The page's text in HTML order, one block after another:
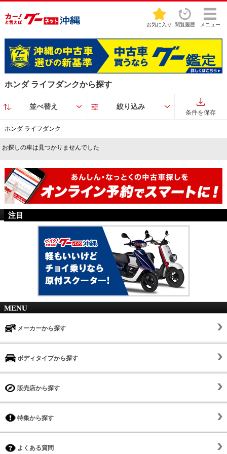
お気に入り 閲覧履歴 メニュー
ホンダ ライフダンクから探す
並べ替え 絞り込み
条件を保存
ホンダ ライフダンク
お探しの車は見つかりませんでした
注目
MENU
メーカーから探す
ボディタイプから探す
販売店から探す
特集から探す
よくある質問